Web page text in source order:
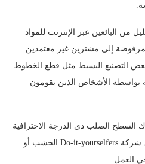
من البائعين عبر الإنترنت للمواد
إلى مشترين غير معتمدين.
التصنيع البسيط مثل قطع الخطوط
بواسطة الأشخاص الذين يقومون
السطح الصلب ذي الدرجة الاحترافية
في أيدي المتخصصين. سوف تجد شركة Do-it-yourselfers الخشب أو
العمل.